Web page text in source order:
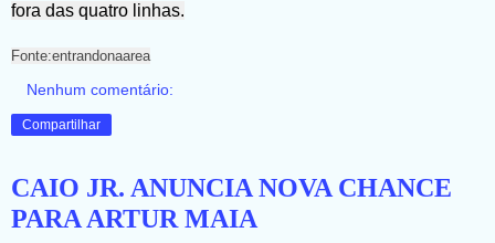
fora das quatro linhas.
Fonte:entrandonaarea
Nenhum comentário:
Compartilhar
CAIO JR. ANUNCIA NOVA CHANCE
PARA ARTUR MAIA